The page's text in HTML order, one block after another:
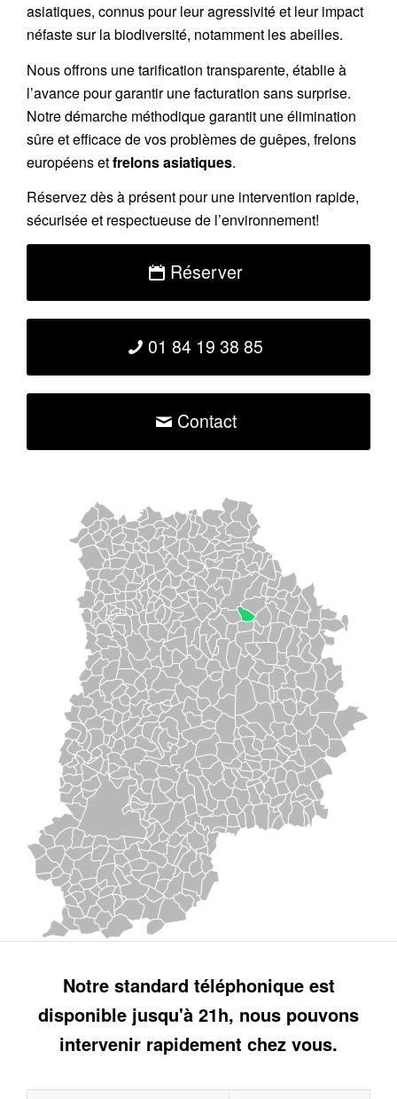
asiatiques, connus pour leur agressivité et leur impact
néfaste sur la biodiversité, notamment les abeilles.
Nous offrons unetarification transparente, établie à
l’avance pour garantir une facturation sans surprise.
Notre démarche méthodique garantit une élimination
sûre et efficace de vos problèmes de guêpes, frelons
européens etfrelons asiatiques.
Réservezdès à présent pour une intervention rapide,
sécurisée et respectueuse de l’environnement!
Réserver
01 84 19 38 85
Contact
Notre standard téléphonique est
disponible jusqu'à 21h, nous pouvons
intervenir rapidement chez vous.